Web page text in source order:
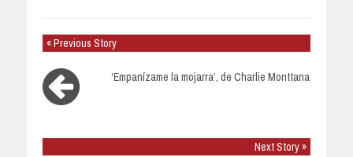
« Previous Story
‘Empanízame la mojarra’, de Charlie Monttana
Next Story »